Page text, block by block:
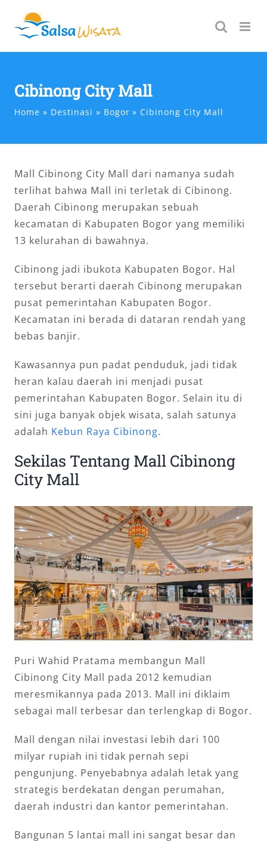
content
Cibinong City Mall
Home Destinasi Bogor Cibinong City Mall
Mall Cibinong City Mall dari namanya sudah
terlihat bahwa Mall ini terletak di Cibinong.
Daerah Cibinong merupakan sebuah
kecamatan di Kabupaten Bogor yang memiliki
13 kelurahan di bawahnya.
Cibinong jadi ibukota Kabupaten Bogor. Hal
tersebut berarti daerah Cibinong merupakan
pusat pemerintahan Kabupaten Bogor.
Kecamatan ini berada di dataran rendah yang
bebas banjir.
Kawasannya pun padat penduduk, jadi tidak
heran kalau daerah ini menjadi pusat
pemerintahan Kabupaten Bogor. Selain itu di
sini juga banyak objek wisata, salah satunya
adalah Kebun Raya Cibinong.
Sekilas Tentang Mall Cibinong
City Mall
Puri Wahid Pratama membangun Mall
Cibinong City Mall pada 2012 kemudian
meresmikannya pada 2013. Mall ini diklaim
sebagai mall terbesar dan terlengkap di Bogor.
Mall dengan nilai investasi lebih dari 100
milyar rupiah ini tidak pernah sepi
pengunjung. Penyebabnya adalah letak yang
strategis berdekatan dengan perumahan,
daerah industri dan kantor pemerintahan.
Bangunan 5 lantai mall ini sangat besar dan